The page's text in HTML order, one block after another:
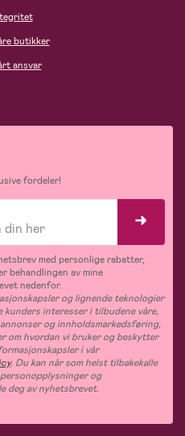
butikker
ansvar
fordeler!
med personlige rabatter,
behandlingen av mine
nedenfor.
og lignende teknologier
kunders interesser i tilbudene våre,
og innholdsmarkedsføring,
om hvordan vi bruker og beskytter
i vår
. Du kan når som helst tilbakekalle
og
deg av nyhetsbrevet.